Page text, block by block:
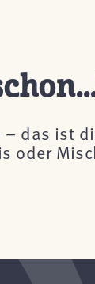
das ist